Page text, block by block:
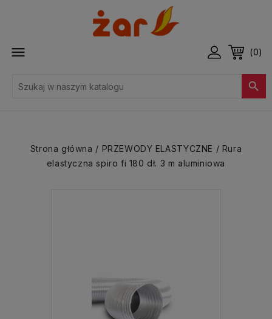
 (0)

Strona główna PRZEWODY ELASTYCZNE
Rura
elastyczna spiro fi 180 dł. 3 m aluminiowa